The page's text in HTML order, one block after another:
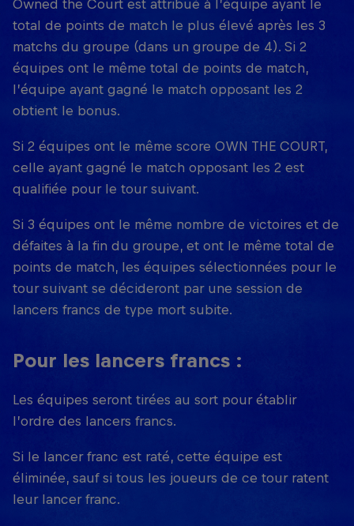
Owned the Court est attribué à l’équipe ayant le
total de points de match le plus élevé après les 3
matchs du groupe (dans un groupe de 4). Si 2
équipes ont le même total de points de match,
l’équipe ayant gagné le match opposant les 2
obtient le bonus.
Si 2 équipes ont le même score OWN THE COURT,
celle ayant gagné le match opposant les 2 est
qualifiée pour le tour suivant.
Si 3 équipes ont le même nombre de victoires et de
défaites à la fin du groupe, et ont le même total de
points de match, les équipes sélectionnées pour le
tour suivant se décideront par une session de
lancers francs de type mort subite.
Pour les lancers francs :
Les équipes seront tirées au sort pour établir
l’ordre des lancers francs.
Si le lancer franc est raté, cette équipe est
éliminée, sauf si tous les joueurs de ce tour ratent
leur lancer franc.